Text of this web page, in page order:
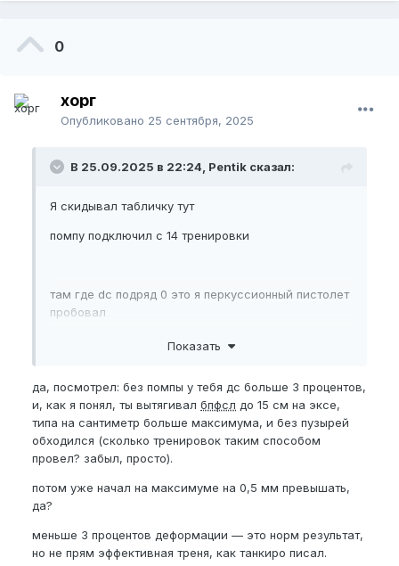
0
хорг
Опубликовано 25 сентября, 2025
В 25.09.2025 в 22:24, Pentik сказал:
Я скидывал табличку тут
помпу подключил с 14 тренировки
там где dc подряд 0 это я перкуссионный пистолет
пробовал
переборщил там тоже 0
Показать
да, посмотрел: без помпы у тебя дс больше 3 процентов,
и, как я понял, ты вытягивал бпфсл до 15 см на эксе,
типа на сантиметр больше максимума, и без пузырей
обходился (сколько тренировок таким способом
провел? забыл, просто).
потом уже начал на максимуме на 0,5 мм превышать,
да?
меньше 3 процентов деформации — это норм результат,
но не прям эффективная треня, как танкиро писал.